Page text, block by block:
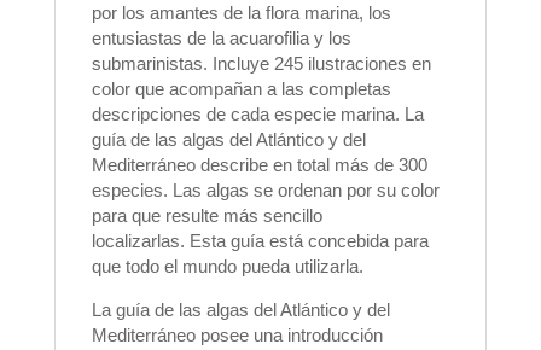
por los amantes de la flora marina, los
entusiastas de la acuarofilia y los
submarinistas. Incluye 245 ilustraciones en
color que acompañan a las completas
descripciones de cada especie marina. La
guía de las algas del Atlántico y del
Mediterráneo describe en total más de 300
especies. Las algas se ordenan por su color
para que resulte más sencillo
localizarlas. Esta guía está concebida para
que todo el mundo pueda utilizarla.
La guía de las algas del Atlántico y del
Mediterráneo posee una introducción